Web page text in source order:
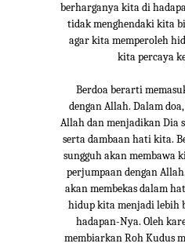
berharganya kita di
tidak menghendaki kita
agar kita memperoleh
kita percaya
Berdoa berarti
dengan Allah. Dalam
Allah dan menjadikan Dia
serta dambaan hati kita.
sungguh akan membawa
perjumpaan dengan
akan membekas dalam
hidup kita menjadi lebih
hadapan-Nya. Oleh
membiarkan Roh Kudus